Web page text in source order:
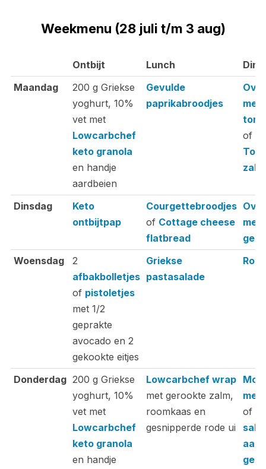
Weekmenu (28 juli t/m 3 aug)
Ontbijt Lunch
Ontbijt
Lunch
Maandag
200 g Griekse
yoghurt, 10%
vet met
Lowcarbchef
keto granola
en handje
aardbeien
Gevulde
paprikabroodjes
met
of
zalm
Dinsdag
Keto
ontbijtpap
Courgettebroodjes
of Cottage cheese
flatbread
met
Woensdag
2
afbakbolletjes
of pistoletjes
met 1/2
geprakte
avocado en 2
gekookte eitjes
Griekse
pastasalade
Roti
Donderdag 200 g Griekse
yoghurt, 10%
vet met
Lowcarbchef
keto granola
en handje
Lowcarbchef wrap
met gerookte zalm,
roomkaas en
gesnipperde rode ui
met
of